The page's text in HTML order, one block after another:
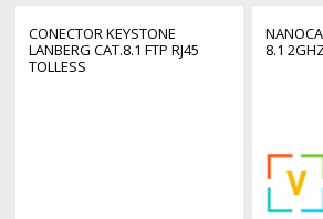
CONECTOR KEYSTONE
LANBERG CAT.8.1 FTP RJ45
TOLLESS
8.1